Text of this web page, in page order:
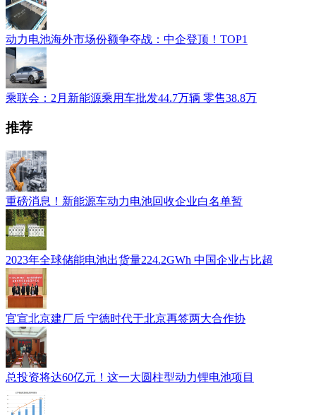
动力电池海外市场份额争夺战：中企登顶！TOP1
乘联会：2月新能源乘用车批发44.7万辆 零售38.8万
推荐
重磅消息！新能源车动力电池回收企业白名单暂
2023年全球储能电池出货量224.2GWh 中国企业占比超
官宣北京建厂后 宁德时代于北京再签两大合作协
总投资将达60亿元！这一大圆柱型动力锂电池项目